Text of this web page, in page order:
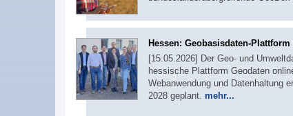
Hessen: Geobasisdaten-
[15.05.2026] Der Geo- und
hessische Plattform Geodaten
Webanwendung und Datenhaltung
2028 geplant. mehr...